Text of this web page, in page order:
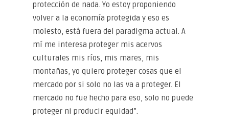
protección de nada. Yo estoy proponiendo
volver a la economía protegida y eso es
molesto, está fuera del paradigma actual. A
mí me interesa proteger mis acervos
culturales mis ríos, mis mares, mis
montañas, yo quiero proteger cosas que el
mercado por si solo no las va a proteger. El
mercado no fue hecho para eso, solo no puede
proteger ni producir equidad”.